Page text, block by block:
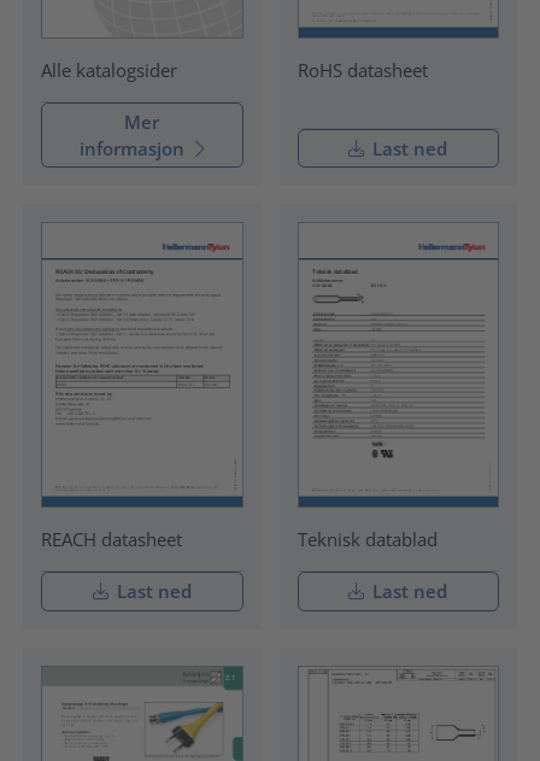
Alle katalogsider
Mer
informasjon
RoHS datasheet
Last ned
REACH datasheet
Last ned
Teknisk datablad
Last ned